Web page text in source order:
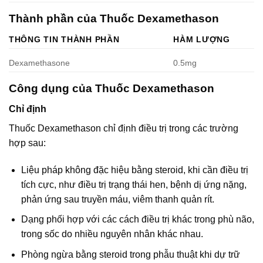
Thành phần của Thuốc Dexamethason
THÔNG TIN THÀNH PHẦN HÀM LƯỢNG
Dexamethasone 0.5mg
Công dụng của Thuốc Dexamethason
Chỉ định
Thuốc Dexamethason chỉ định điều trị trong các trường
hợp sau:
Liệu pháp không đặc hiệu bằng steroid, khi cần điều trị
tích cực, như điều trị trạng thái hen, bệnh dị ứng nặng,
phản ứng sau truyền máu, viêm thanh quản rít.
Dạng phối hợp với các cách điều trị khác trong phù não,
trong sốc do nhiều nguyên nhân khác nhau.
Phòng ngừa bằng steroid trong phẫu thuật khi dự trữ